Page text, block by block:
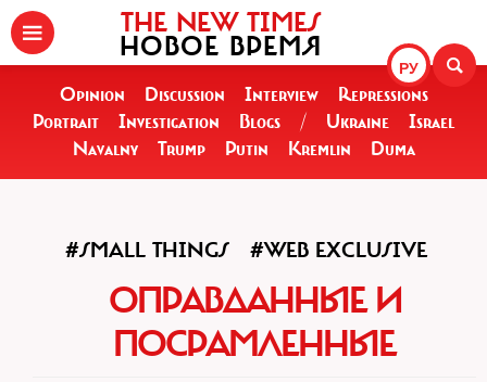
РУ
THE NEW TIMES
НОВОЕ ВРЕМЯ
Opinion Discussion Interview
Repressions
Portrait
Investigation Blogs / Ukraine
Israel
Navalny
Trump Putin Kremlin Duma
#SMALL THINGS #WEB EXCLUSIVE
ОПРАВДАННЫЕ И
ПОСРАМЛЕННЫЕ